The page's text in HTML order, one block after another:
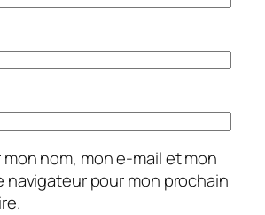
nom, mon e-mail et mon
navigateur pour mon prochain